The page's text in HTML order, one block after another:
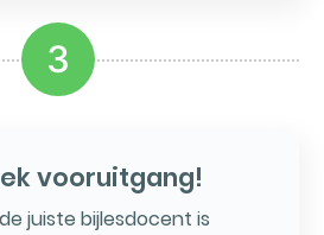
3
vooruitgang!
juiste bijlesdocent is